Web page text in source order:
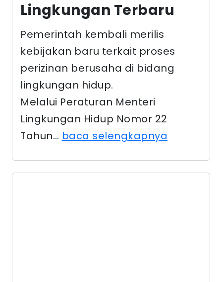
Lingkungan Terbaru
Pemerintah kembali merilis
kebijakan baru terkait proses
perizinan berusaha di bidang
lingkungan hidup.
Melalui Peraturan Menteri
Lingkungan Hidup Nomor 22
Tahun… baca selengkapnya